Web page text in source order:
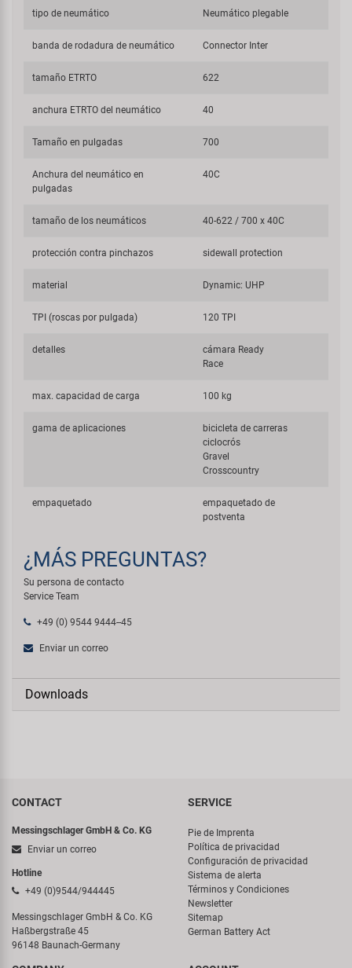
tipo de neumático Neumático plegable
banda de rodadura de neumático Connector Inter
tamaño ETRTO 622
anchura ETRTO del neumático 40
Tamaño en pulgadas 700
Anchura del neumático en
pulgadas
40C
tamaño de los neumáticos 40-622 / 700 x 40C
protección contra pinchazos sidewall protection
material Dynamic: UHP
TPI (roscas por pulgada) 120 TPI
detalles
cámara Ready
Race
max. capacidad de carga 100 kg
gama de aplicaciones
bicicleta de carreras
ciclocrós
Gravel
Crosscountry
empaquetado
empaquetado de
postventa
¿MÁS PREGUNTAS?
Su persona de contacto
Service Team
+49 (0) 9544 9444--45
Enviar un correo
Downloads
CONTACT
Messingschlager GmbH & Co. KG
Enviar un correo
Hotline
+49 (0)9544/944445
Messingschlager GmbH & Co. KG
Haßbergstraße 45
96148 Baunach-Germany
SERVICE
Pie de Imprenta
Política de privacidad
Configuración de privacidad
Sistema de alerta
Términos y Condiciones
Newsletter
Sitemap
German Battery Act